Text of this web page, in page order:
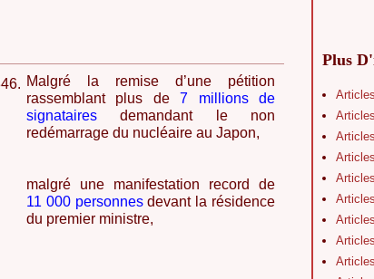
Malgré la remise d’une pétition
rassemblant plus de
7 millions de
signataires
demandant le non
redémarrage du nucléaire au Japon,
malgré une manifestation record de
11 000 personnes devant la résidence
du premier ministre,
Plus